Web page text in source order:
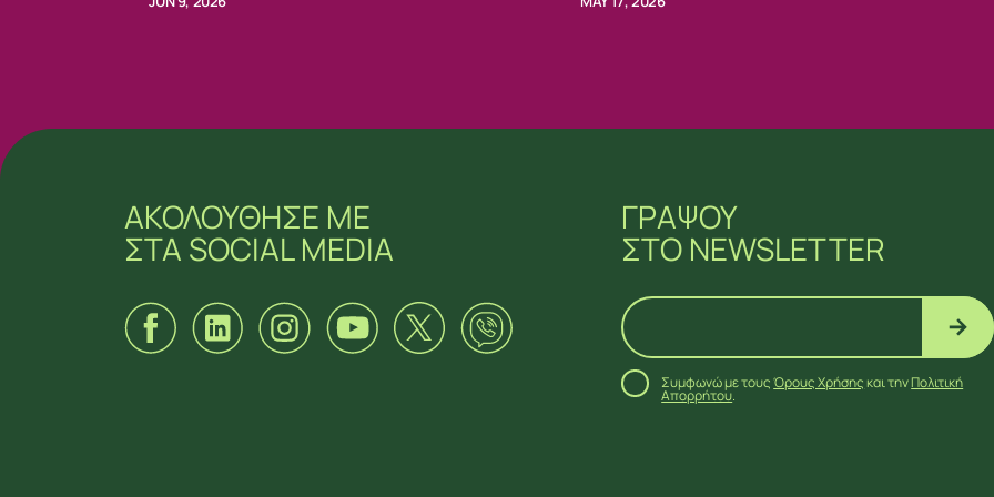
ΑΚΟΛΟΥΘΗΣΕ ΜΕ
ΣΤΑ SOCIAL MEDIA
ΓΡΑΨΟΥ
ΣΤΟ NEWSLETTER
Συμφωνώ με τουςΌρους Χρήσηςκαι τηνΠολιτική
Απορρήτου.